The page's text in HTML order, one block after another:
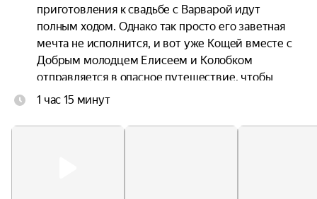
приготовления к свадьбе с Варварой идут
полным ходом. Однако так просто его заветная
мечта не исполнится, и вот уже Кощей вместе с
Добрым молодцем Елисеем и Колобком
отправляется в опасное путешествие, чтобы
спасти любимую.
1 час 15 минут